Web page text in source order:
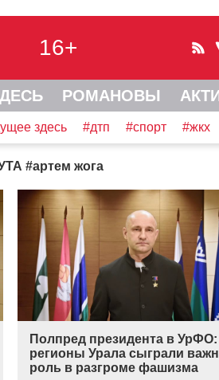
16+
РОМАНОВЫ
здесь #дтп #спорт #жкх
#артем жога
Полпред президента в УрФО:
регионы Урала сыграли
роль в разгроме фашизма